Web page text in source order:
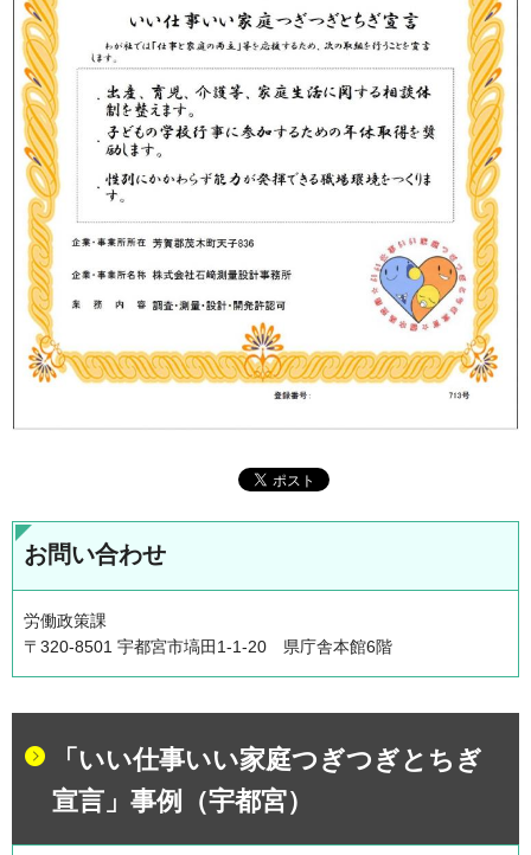
お問い合わせ
労働政策課
〒320-8501 宇都宮市塙田1-1-20 県庁舎本館6階
「いい仕事いい家庭つぎつぎとちぎ
宣言」事例（宇都宮）